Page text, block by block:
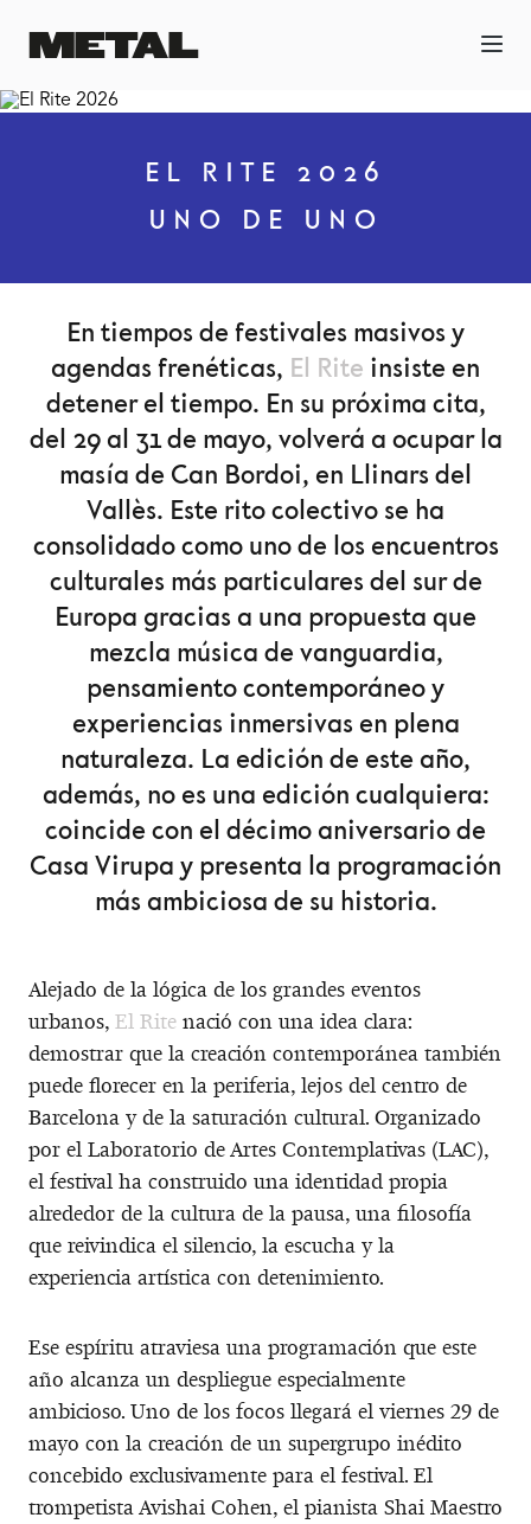
EL RITE 2026
UNO DE UNO
En tiempos de festivales masivos y
agendas frenéticas, El Rite insiste en
detener el tiempo. En su próxima cita,
del 29 al 31 de mayo, volverá a ocupar la
masía de Can Bordoi, en Llinars del
Vallès. Este rito colectivo se ha
consolidado como uno de los encuentros
culturales más particulares del sur de
Europa gracias a una propuesta que
mezcla música de vanguardia,
pensamiento contemporáneo y
experiencias inmersivas en plena
naturaleza. La edición de este año,
además, no es una edición cualquiera:
coincide con el décimo aniversario de
Casa Virupa y presenta la programación
más ambiciosa de su historia.
Alejado de la lógica de los grandes eventos
urbanos, El Rite nació con una idea clara:
demostrar que la creación contemporánea también
puede florecer en la periferia, lejos del centro de
Barcelona y de la saturación cultural. Organizado
por el Laboratorio de Artes Contemplativas (LAC),
el festival ha construido una identidad propia
alrededor de la cultura de la pausa, una filosofía
que reivindica el silencio, la escucha y la
experiencia artística con detenimiento.
Ese espíritu atraviesa una programación que este
año alcanza un despliegue especialmente
ambicioso. Uno de los focos llegará el viernes 29 de
mayo con la creación de un supergrupo inédito
concebido exclusivamente para el festival. El
trompetista Avishai Cohen, el pianista Shai Maestro